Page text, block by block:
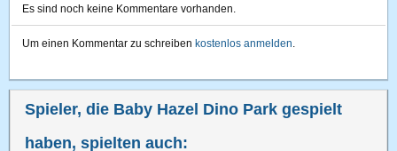
Es sind noch keine Kommentare vorhanden.
Um einen Kommentar zu schreiben kostenlos anmelden.
Spieler, die Baby Hazel Dino Park gespielt
haben, spielten auch: